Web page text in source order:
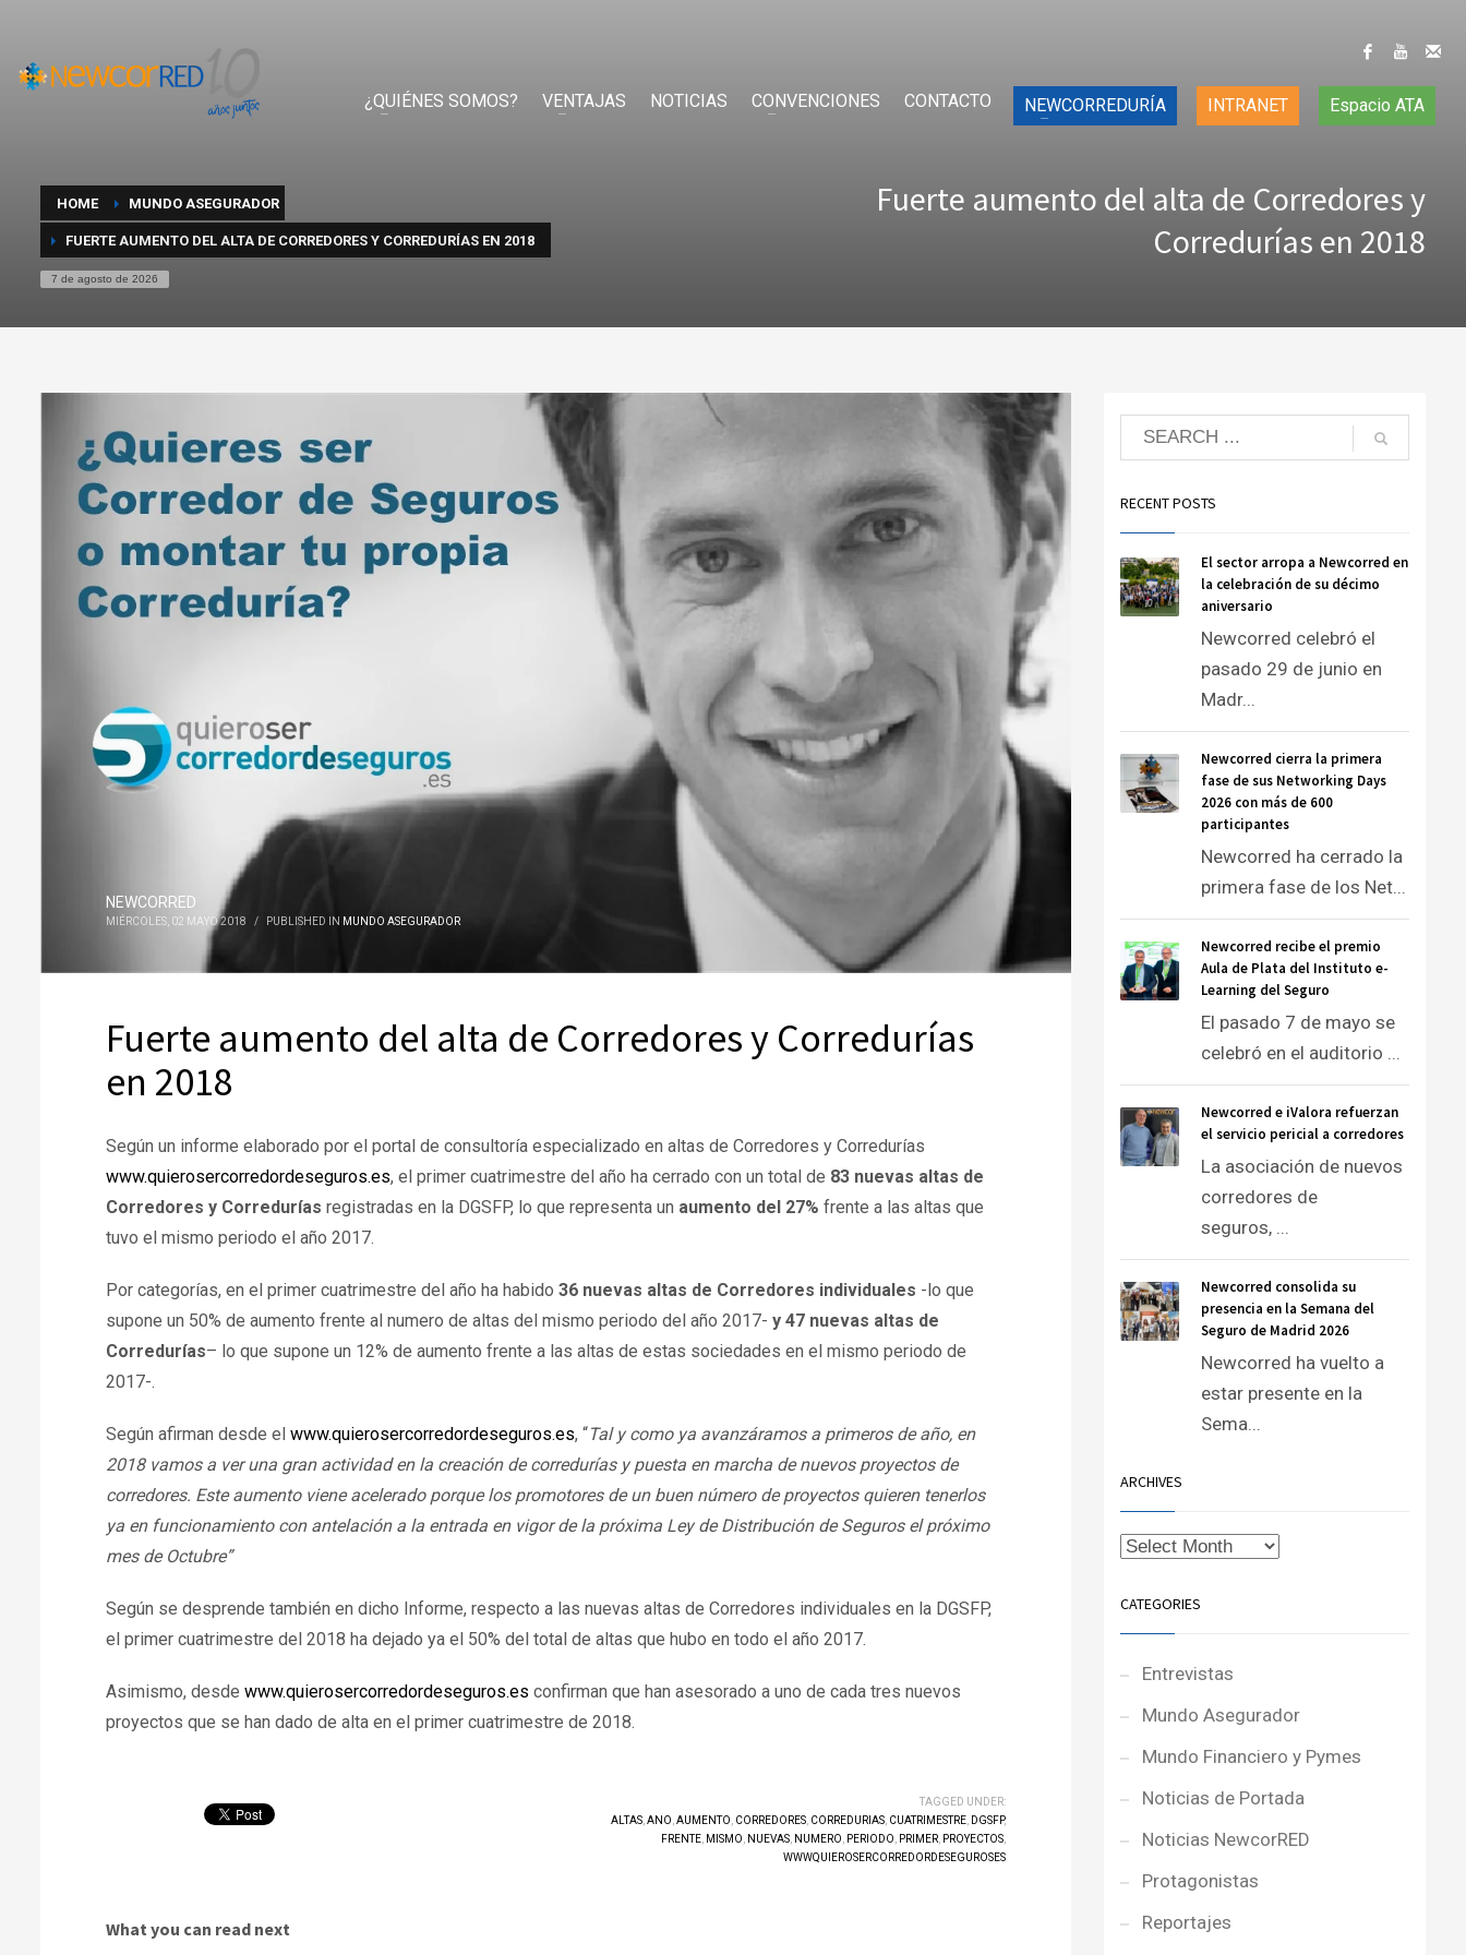
¿QUIÉNES SOMOS? VENTAJAS NOTICIAS CONVENCIONES CONTACTO NEWCORREDURÍA INTRANET Espacio ATA
HOME MUNDO ASEGURADOR
FUERTE AUMENTO DEL ALTA DE CORREDORES Y CORREDURÍAS EN 2018
7 de agosto de 2026
Fuerte aumento del alta de Corredores y
Corredurías en 2018
NEWCORRED
MIÉRCOLES, 02 MAYO 2018 / PUBLISHED IN MUNDO ASEGURADOR
Fuerte aumento del alta de Corredores y Corredurías
en 2018
Según un informe elaborado por el portal de consultoría especializado en altas de Corredores y Corredurías
www.quierosercorredordeseguros.es, el primer cuatrimestre del año ha cerrado con un total de 83 nuevas altas de
Corredores y Corredurías registradas en la DGSFP, lo que representa un aumento del 27% frente a las altas que
tuvo el mismo periodo el año 2017.
Por categorías, en el primer cuatrimestre del año ha habido 36 nuevas altas de Corredores individuales -lo que
supone un 50% de aumento frente al numero de altas del mismo periodo del año 2017- y 47 nuevas altas de
Corredurías– lo que supone un 12% de aumento frente a las altas de estas sociedades en el mismo periodo de
2017-.
Según afirman desde el www.quierosercorredordeseguros.es, “Tal y como ya avanzáramos a primeros de año, en
2018 vamos a ver una gran actividad en la creación de corredurías y puesta en marcha de nuevos proyectos de
corredores. Este aumento viene acelerado porque los promotores de un buen número de proyectos quieren tenerlos
ya en funcionamiento con antelación a la entrada en vigor de la próxima Ley de Distribución de Seguros el próximo
mes de Octubre”
Según se desprende también en dicho Informe, respecto a las nuevas altas de Corredores individuales en la DGSFP,
el primer cuatrimestre del 2018 ha dejado ya el 50% del total de altas que hubo en todo el año 2017.
Asimismo, desde www.quierosercorredordeseguros.es confirman que han asesorado a uno de cada tres nuevos
proyectos que se han dado de alta en el primer cuatrimestre de 2018.
TAGGED UNDER:
ALTAS ANO AUMENTO CORREDORES CORREDURIAS CUATRIMESTRE DGSFP,
FRENTE MISMO NUEVAS NUMERO PERIODO PRIMER PROYECTOS
WWWQUIEROSERCORREDORDESEGUROSES
What you can read next
RECENT POSTS
El sector arropa a Newcorred en
la celebración de su décimo
aniversario
Newcorred celebró el
pasado 29 de junio en
Madr...
Newcorred cierra la primera
fase de sus Networking Days
2026 con más de 600
participantes
Newcorred ha cerrado la
primera fase de los Net...
Newcorred recibe el premio
Aula de Plata del Instituto e-
Learning del Seguro
El pasado 7 de mayo se
celebró en el auditorio ...
Newcorred e iValora refuerzan
el servicio pericial a corredores
La asociación de nuevos
corredores de
seguros, ...
Newcorred consolida su
presencia en la Semana del
Seguro de Madrid 2026
Newcorred ha vuelto a
estar presente en la
Sema...
ARCHIVES
CATEGORIES
Entrevistas
Mundo Asegurador
Mundo Financiero y Pymes
Noticias de Portada
Noticias NewcorRED
Protagonistas
Reportajes